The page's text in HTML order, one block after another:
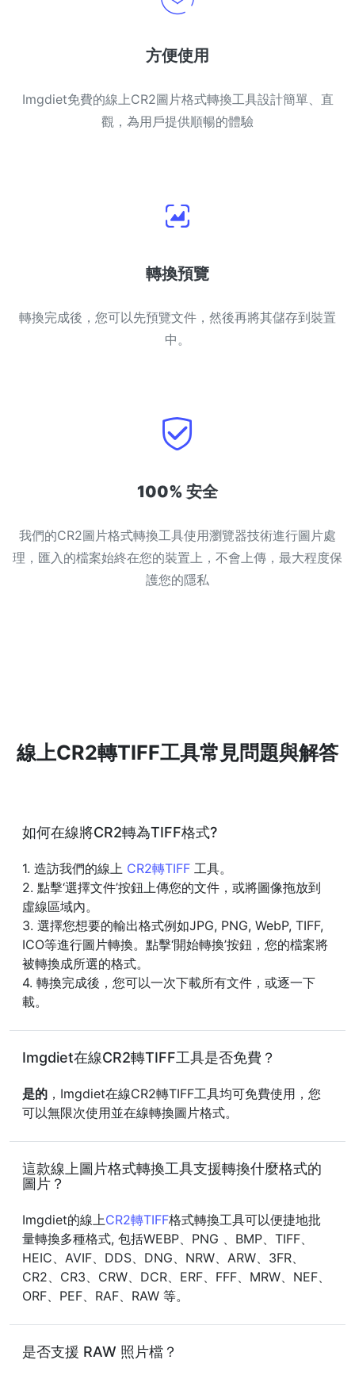
方便使用
Imgdiet免費的線上CR2圖片格式轉換工具設計簡單、直
觀，為用戶提供順暢的體驗
轉換預覽
轉換完成後，您可以先預覽文件，然後再將其儲存到裝置
中。
100% 安全
我們的CR2圖片格式轉換工具使用瀏覽器技術進行圖片處
理，匯入的檔案始終在您的裝置上，不會上傳，最大程度保
護您的隱私
線上CR2轉TIFF工具常見問題與解答
如何在線將CR2轉為TIFF格式?
1. 造訪我們的線上 CR2轉TIFF 工具。
2. 點擊‘選擇文件’按鈕上傳您的文件，或將圖像拖放到
虛線區域內。
3. 選擇您想要的輸出格式例如JPG, PNG, WebP, TIFF,
ICO等進行圖片轉換。點擊‘開始轉換’按鈕，您的檔案將
被轉換成所選的格式。
4. 轉換完成後，您可以一次下載所有文件，或逐一下
載。
Imgdiet在線CR2轉TIFF工具是否免費？
是的 ，Imgdiet在線CR2轉TIFF工具均可免費使用，您
可以無限次使用並在線轉換圖片格式。
這款線上圖片格式轉換工具支援轉換什麼格式的
圖片？
Imgdiet的線上CR2轉TIFF格式轉換工具可以便捷地批
量轉換多種格式, 包括WEBP、PNG 、BMP、TIFF、
HEIC、AVIF、DDS、DNG、NRW、ARW、3FR、
CR2、CR3、CRW、DCR、ERF、FFF、MRW、NEF、
ORF、PEF、RAF、RAW 等。
是否支援 RAW 照片檔？